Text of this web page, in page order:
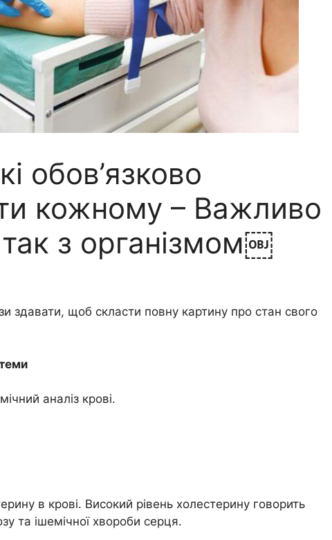
обов’язково
кожному – Важливо
з організмом￼
здавати, щоб скласти повну картину про стан свого
аналіз крові.
в крові. Високий рівень холестерину говорить
та ішемічної хвороби серця.